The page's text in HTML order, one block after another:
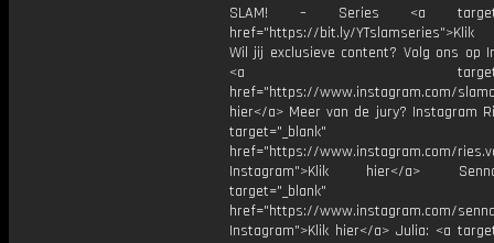
SLAM! – Series <a
href="https://bit.ly/
Wil jij exclusieve content? Volg ons op
<a
href="https://www.instagram.com/
hier</a> Meer van de jury? Instagram
target="_blank"
href="https://www.instagram.com/
Instagram">Klik hier</a>
target="_blank"
href="https://www.instagram.com/
Instagram">Klik hier</a> Julia: <a